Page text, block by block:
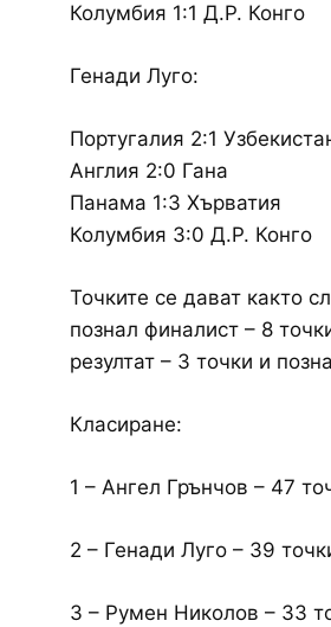
Колумбия 1:1 Д.Р. Конго
Генади Луго:
Португалия 2:1
Англия 2:0 Гана
Панама 1:3 Хърватия
Колумбия 3:0 Д.Р. Конго
Точките се дават както
познал финалист – 8
резултат – 3 точки и
Класиране:
1 – Ангел Грънчов – 47
2 – Генади Луго – 39
3 – Румен Николов – 33